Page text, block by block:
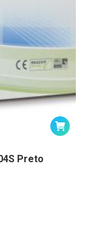
Preto